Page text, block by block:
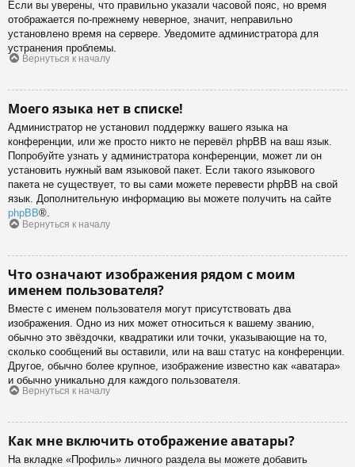
Если вы уверены, что правильно указали часовой пояс, но время
отображается по-прежнему неверное, значит, неправильно
установлено время на сервере. Уведомите администратора для
устранения проблемы.
Вернуться к началу
Моего языка нет в списке!
Администратор не установил поддержку вашего языка на
конференции, или же просто никто не перевёл phpBB на ваш язык.
Попробуйте узнать у администратора конференции, может ли он
установить нужный вам языковой пакет. Если такого языкового
пакета не существует, то вы сами можете перевести phpBB на свой
язык. Дополнительную информацию вы можете получить на сайте
phpBB®.
Вернуться к началу
Что означают изображения рядом с моим
именем пользователя?
Вместе с именем пользователя могут присутствовать два
изображения. Одно из них может относиться к вашему званию,
обычно это звёздочки, квадратики или точки, указывающие на то,
сколько сообщений вы оставили, или на ваш статус на конференции.
Другое, обычно более крупное, изображение известно как «аватара»
и обычно уникально для каждого пользователя.
Вернуться к началу
Как мне включить отображение аватары?
На вкладке «Профиль» личного раздела вы можете добавить